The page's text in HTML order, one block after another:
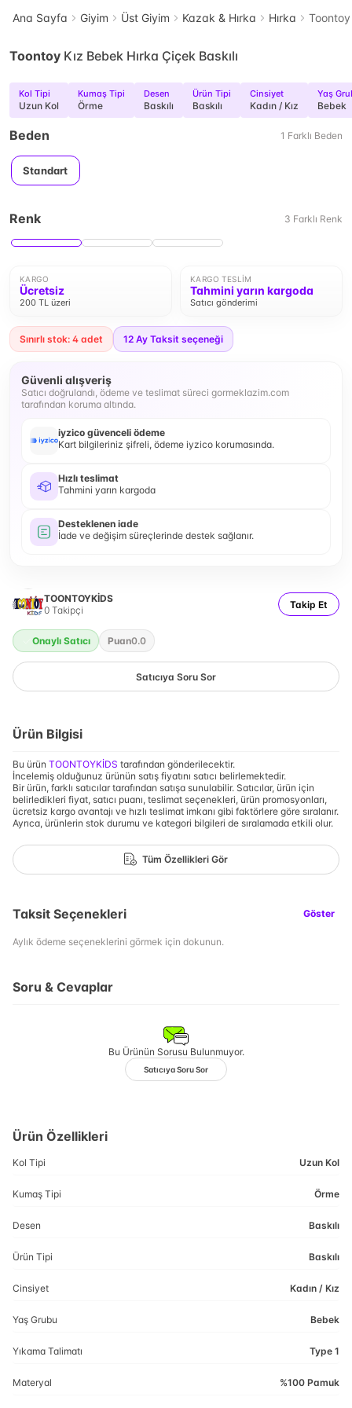
Ana Sayfa Giyim Üst Giyim Kazak & Hırka Hırka Toontoy
Toontoy Kız Bebek Hırka Çiçek Baskılı
Kol Tipi
Uzun Kol
Kumaş Tipi
Örme
Desen
Baskılı
Ürün Tipi
Baskılı
Cinsiyet
Kadın / Kız
Yaş
Bebek
Beden 1 Farklı Beden
Standart
Renk 3 Farklı Renk
KARGO
Ücretsiz
200 TL üzeri
KARGO TESLIM
Tahmini yarın kargoda
Satıcı gönderimi
Sınırlı stok: 4 adet 12 Ay Taksit seçeneği
Güvenli alışveriş
Satıcı doğrulandı, ödeme ve teslimat süreci gormeklazim.com
tarafından koruma altında.
iyzico güvenceli ödeme
Kart bilgileriniz şifreli, ödeme iyzico korumasında.
Hızlı teslimat
Tahmini yarın kargoda
Desteklenen iade
İade ve değişim süreçlerinde destek sağlanır.
TOONTOYKİDS
0 Takipçi Takip Et
Onaylı Satıcı Puan0.0
Satıcıya Soru Sor
Ürün Bilgisi
Bu ürün TOONTOYKİDS tarafından gönderilecektir.
İncelemiş olduğunuz ürünün satış fiyatını satıcı belirlemektedir.
Bir ürün, farklı satıcılar tarafından satışa sunulabilir. Satıcılar, ürün için
belirledikleri fiyat, satıcı puanı, teslimat seçenekleri, ürün promosyonları,
ücretsiz kargo avantajı ve hızlı teslimat imkanı gibi faktörlere göre sıralanır.
Ayrıca, ürünlerin stok durumu ve kategori bilgileri de sıralamada etkili olur.
Tüm Özellikleri Gör
Taksit Seçenekleri Göster
Aylık ödeme seçeneklerini görmek için dokunun.
Soru & Cevaplar
Bu Ürünün Sorusu Bulunmuyor.
Satıcıya Soru Sor
Ürün Özellikleri
Kol Tipi Uzun Kol
Kumaş Tipi Örme
Desen Baskılı
Ürün Tipi Baskılı
Cinsiyet Kadın / Kız
Yaş Grubu Bebek
Yıkama Talimatı Type 1
Materyal %100 Pamuk